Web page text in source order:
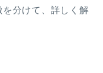
分けて、詳しく解